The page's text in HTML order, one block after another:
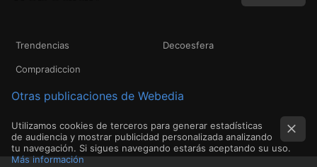
Trendencias Decoesfera
Compradiccion
Otras publicaciones de Webedia
Utilizamos cookies de terceros para generar estadísticas
de audiencia y mostrar publicidad personalizada analizando
tu navegación. Si sigues navegando estarás aceptando su uso.
Más información